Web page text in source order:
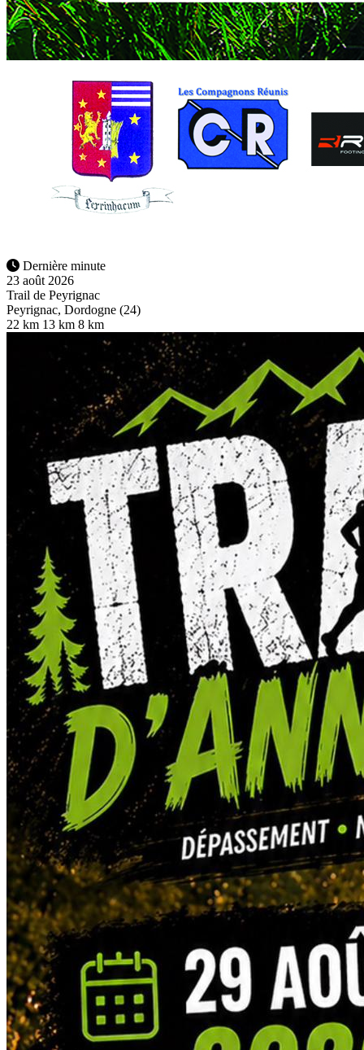
Dernière minute
23 août 2026
Trail de Peyrignac
Peyrignac, Dordogne (24)
22 km 13 km 8 km